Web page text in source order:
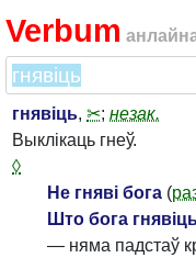
Verbum
гнявіць, ✂; незак.
Выклікаць гнеў.
◊
Не гняві бога (
Што бога
— няма падстаў